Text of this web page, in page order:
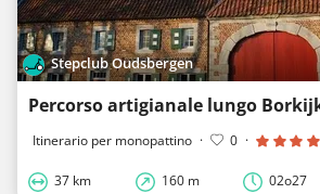
Stepclub Oudsbergen
Itinerario per monopattino · 0 ·
37 km 160 m 02o27